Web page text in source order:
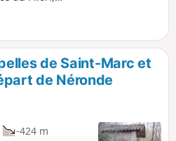
lavoir et la
de Saint-Marc et
de Néronde
-424 m